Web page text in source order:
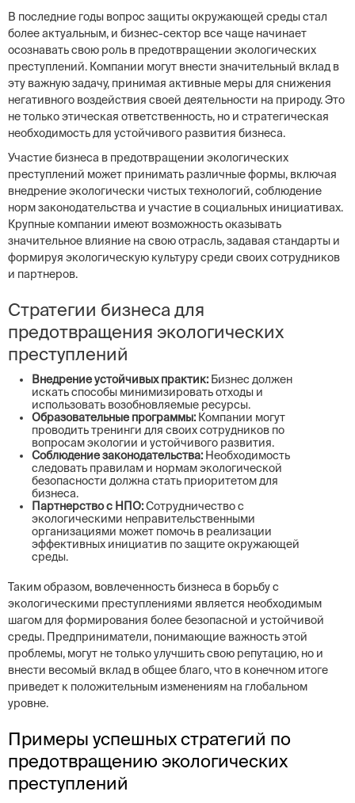
В последние годы вопрос защиты окружающей среды стал
более актуальным, и бизнес-сектор все чаще начинает
осознавать свою роль в предотвращении экологических
преступлений. Компании могут внести значительный вклад в
эту важную задачу, принимая активные меры для снижения
негативного воздействия своей деятельности на природу. Это
не только этическая ответственность, но и стратегическая
необходимость для устойчивого развития бизнеса.
Участие бизнеса в предотвращении экологических
преступлений может принимать различные формы, включая
внедрение экологически чистых технологий, соблюдение
норм законодательства и участие в социальных инициативах.
Крупные компании имеют возможность оказывать
значительное влияние на свою отрасль, задавая стандарты и
формируя экологическую культуру среди своих сотрудников
и партнеров.
Стратегии бизнеса для
предотвращения экологических
преступлений
Внедрение устойчивых практик: Бизнес должен
искать способы минимизировать отходы и
использовать возобновляемые ресурсы.
Образовательные программы: Компании могут
проводить тренинги для своих сотрудников по
вопросам экологии и устойчивого развития.
Соблюдение законодательства: Необходимость
следовать правилам и нормам экологической
безопасности должна стать приоритетом для
бизнеса.
Партнерство с НПО:Сотрудничество с
экологическими неправительственными
организациями может помочь в реализации
эффективных инициатив по защите окружающей
среды.
Таким образом, вовлеченность бизнеса в борьбу с
экологическими преступлениями является необходимым
шагом для формирования более безопасной и устойчивой
среды. Предприниматели, понимающие важность этой
проблемы, могут не только улучшить свою репутацию, но и
внести весомый вклад в общее благо, что в конечном итоге
приведет к положительным изменениям на глобальном
уровне.
Примеры успешных стратегий по
предотвращению экологических
преступлений